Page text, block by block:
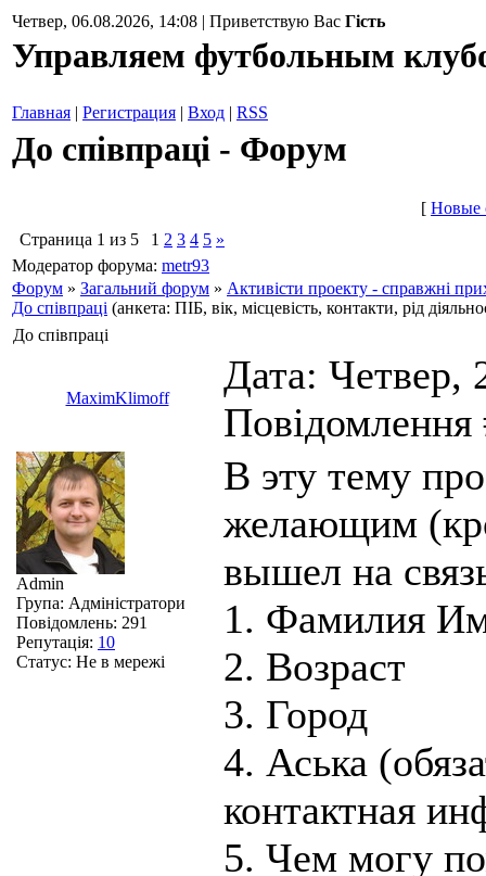
Четвер, 06.08.2026, 14:08 | Приветствую Вас Гість
Управляем футбольным
Главная | Регистрация | Вход | RSS
До співпраці - Форум
[ Новые
Страница 1 из 5 1 2 3 4 5 »
Модератор форума: metr93
Форум » Загальний форум » Активісти проекту - справжні
До співпраці (анкета: ПІБ, вік, місцевість, контакти, рід
До співпраці
MaximKlimoff
Дата: Четвер,
Admin
Група: Адміністратори
Повідомлень: 291
Репутація: 10
Статус: Не в мережі
В эту тему
желающим
вышел на
1. Фамилия
2. Возраст
3. Город
4. Аська
контактная
5. Чем могу